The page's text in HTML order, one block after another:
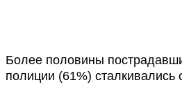
Более половины
полиции (61%)